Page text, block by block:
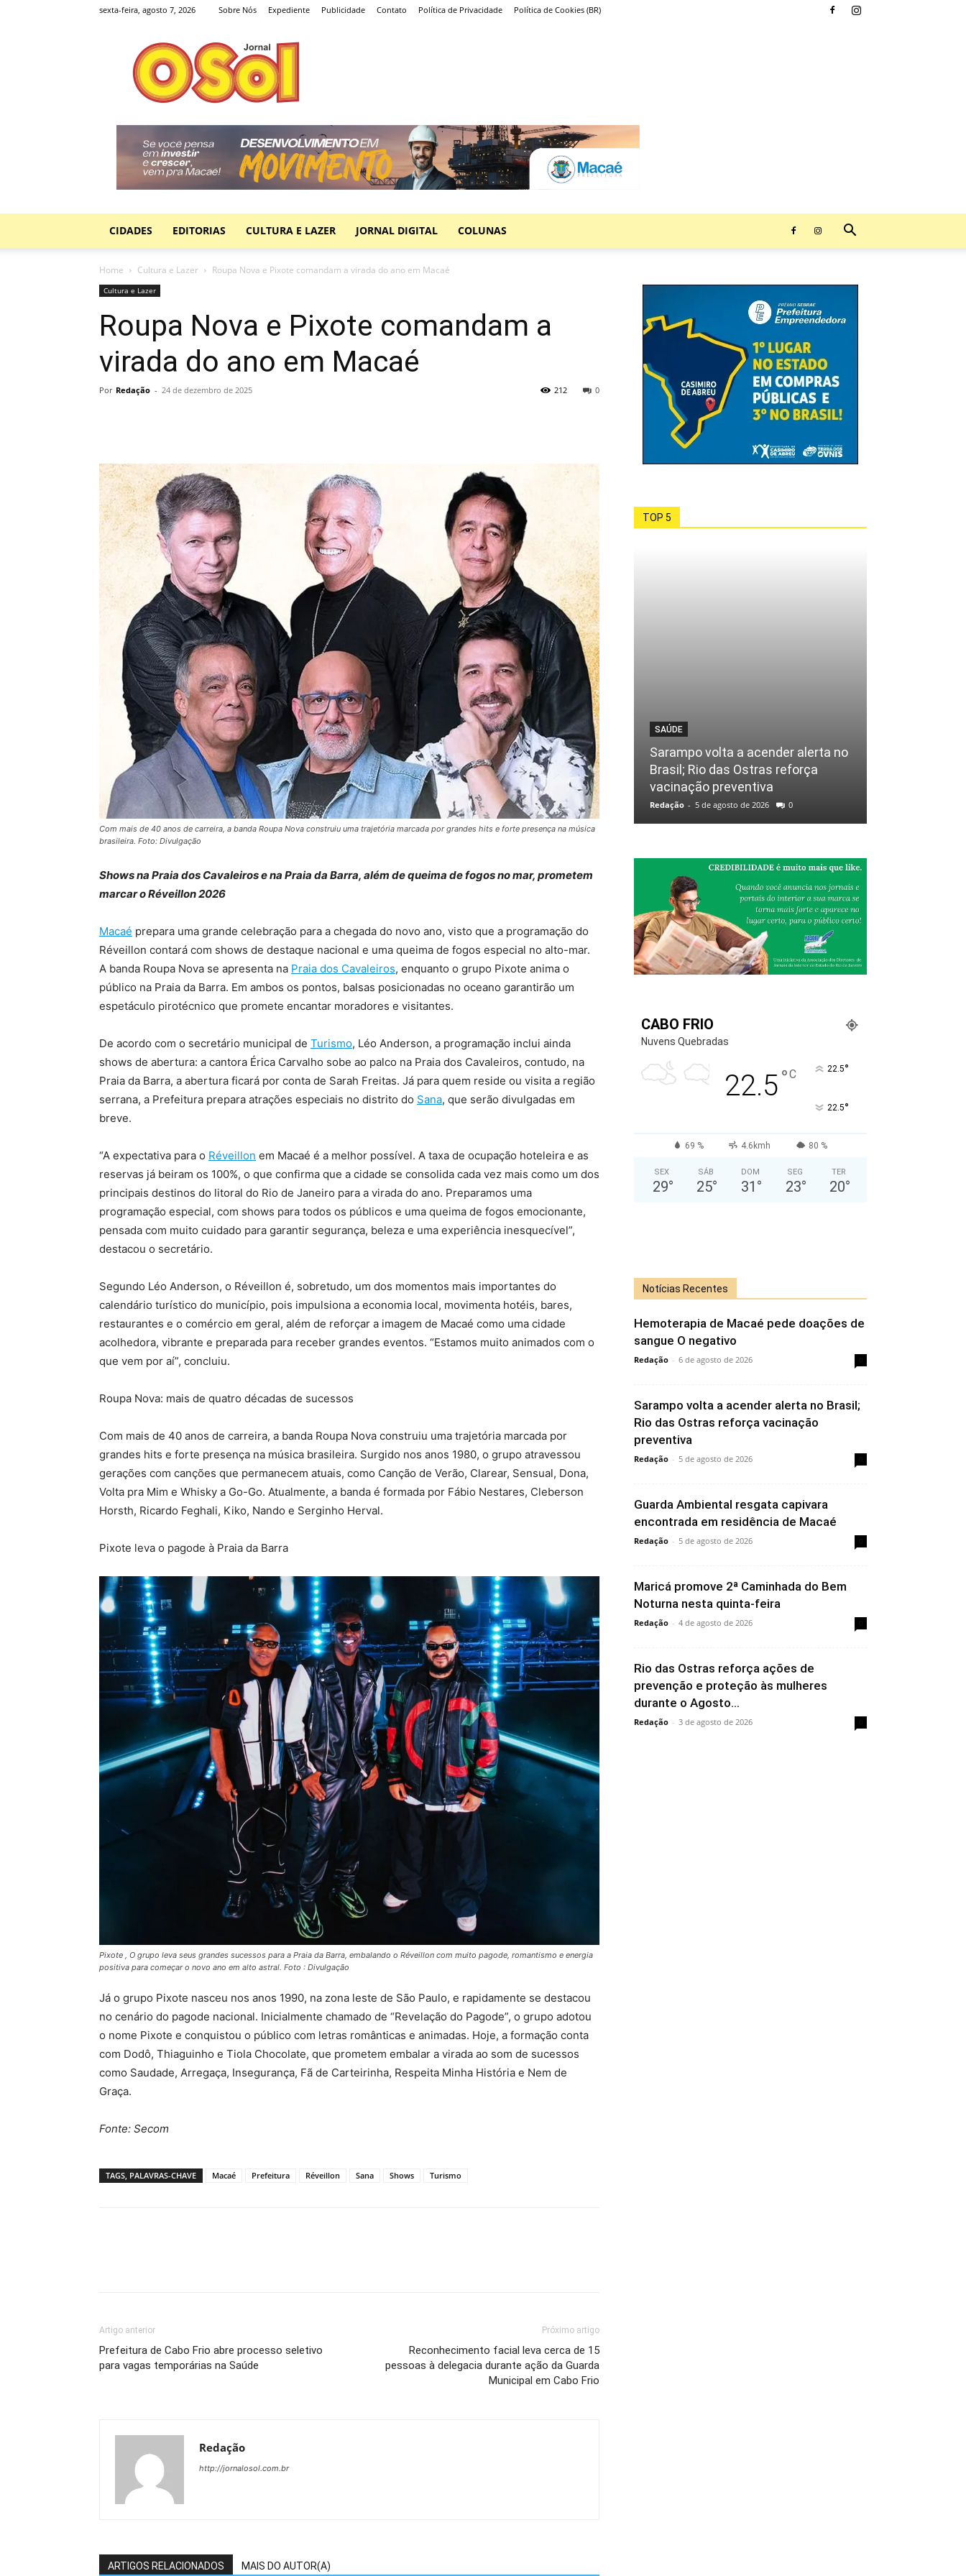
sexta-feira, agosto 7, 2026 Sobre Nós Expediente Publicidade Contato Política de Privacidade Política de Cookies (BR)
Jornal
O
Sol
CIDADES EDITORIAS CULTURA E LAZER JORNAL DIGITAL COLUNAS
Home Cultura e Lazer Roupa Nova e Pixote comandam a virada do ano em Macaé
Cultura e Lazer
Roupa Nova e Pixote comandam a
virada do ano em Macaé
Por Redação - 24 de dezembro de 2025 0
212
Com mais de 40 anos de carreira, a banda Roupa Nova construiu uma trajetória marcada por grandes hits e forte presença na música
brasileira. Foto: Divulgação
Shows na Praia dos Cavaleiros e na Praia da Barra, além de queima de fogos no mar, prometem
marcar o Réveillon 2026
Macaé prepara uma grande celebração para a chegada do novo ano, visto que a programação do
Réveillon contará com shows de destaque nacional e uma queima de fogos especial no alto-mar.
A banda Roupa Nova se apresenta na Praia dos Cavaleiros, enquanto o grupo Pixote anima o
público na Praia da Barra. Em ambos os pontos, balsas posicionadas no oceano garantirão um
espetáculo pirotécnico que promete encantar moradores e visitantes.
De acordo com o secretário municipal de Turismo, Léo Anderson, a programação inclui ainda
shows de abertura: a cantora Érica Carvalho sobe ao palco na Praia dos Cavaleiros, contudo, na
Praia da Barra, a abertura ficará por conta de Sarah Freitas. Já para quem reside ou visita a região
serrana, a Prefeitura prepara atrações especiais no distrito do Sana, que serão divulgadas em
breve.
“A expectativa para o Réveillon em Macaé é a melhor possível. A taxa de ocupação hoteleira e as
reservas já beiram os 100%, o que confirma que a cidade se consolida cada vez mais como um dos
principais destinos do litoral do Rio de Janeiro para a virada do ano. Preparamos uma
programação especial, com shows para todos os públicos e uma queima de fogos emocionante,
pensada com muito cuidado para garantir segurança, beleza e uma experiência inesquecível”,
destacou o secretário.
Segundo Léo Anderson, o Réveillon é, sobretudo, um dos momentos mais importantes do
calendário turístico do município, pois impulsiona a economia local, movimenta hotéis, bares,
restaurantes e o comércio em geral, além de reforçar a imagem de Macaé como uma cidade
acolhedora, vibrante e preparada para receber grandes eventos. “Estamos muito animados com o
que vem por aí”, concluiu.
Roupa Nova: mais de quatro décadas de sucessos
Com mais de 40 anos de carreira, a banda Roupa Nova construiu uma trajetória marcada por
grandes hits e forte presença na música brasileira. Surgido nos anos 1980, o grupo atravessou
gerações com canções que permanecem atuais, como Canção de Verão, Clarear, Sensual, Dona,
Volta pra Mim e Whisky a Go-Go. Atualmente, a banda é formada por Fábio Nestares, Cleberson
Horsth, Ricardo Feghali, Kiko, Nando e Serginho Herval.
Pixote leva o pagode à Praia da Barra
Pixote , O grupo leva seus grandes sucessos para a Praia da Barra, embalando o Réveillon com muito pagode, romantismo e energia
positiva para começar o novo ano em alto astral. Foto : Divulgação
Já o grupo Pixote nasceu nos anos 1990, na zona leste de São Paulo, e rapidamente se destacou
no cenário do pagode nacional. Inicialmente chamado de “Revelação do Pagode”, o grupo adotou
o nome Pixote e conquistou o público com letras românticas e animadas. Hoje, a formação conta
com Dodô, Thiaguinho e Tiola Chocolate, que prometem embalar a virada ao som de sucessos
como Saudade, Arregaça, Insegurança, Fã de Carteirinha, Respeita Minha História e Nem de
Graça.
Fonte: Secom
TAGS, PALAVRAS-CHAVE Macaé Prefeitura Réveillon Sana Shows Turismo
Artigo anterior
Prefeitura de Cabo Frio abre processo seletivo
para vagas temporárias na Saúde
Próximo artigo
Reconhecimento facial leva cerca de 15
pessoas à delegacia durante ação da Guarda
Municipal em Cabo Frio
Redação
http://jornalosol.com.br
ARTIGOS RELACIONADOS MAIS DO AUTOR(A)
TOP 5
SAÚDE
Sarampo volta a acender alerta no
Brasil; Rio das Ostras reforça
vacinação preventiva
Redação - 5 de agosto de 2026 0
CABO FRIO
Nuvens Quebradas
22.5°C 22.5°
22.5°
69 % 4.6kmh 80 %
SEX
29°
SÁB
25°
DOM
31 °
SEG
23°
TER
20°
Notícias Recentes
Hemoterapia de Macaé pede doações de
sangue O negativo
Redação - 6 de agosto de 2026
Sarampo volta a acender alerta no Brasil;
Rio das Ostras reforça vacinação
preventiva
Redação - 5 de agosto de 2026
Guarda Ambiental resgata capivara
encontrada em residência de Macaé
Redação - 5 de agosto de 2026
Maricá promove 2ª Caminhada do Bem
Noturna nesta quinta-feira
Redação - 4 de agosto de 2026
Rio das Ostras reforça ações de
prevenção e proteção às mulheres
durante o Agosto...
Redação - 3 de agosto de 2026